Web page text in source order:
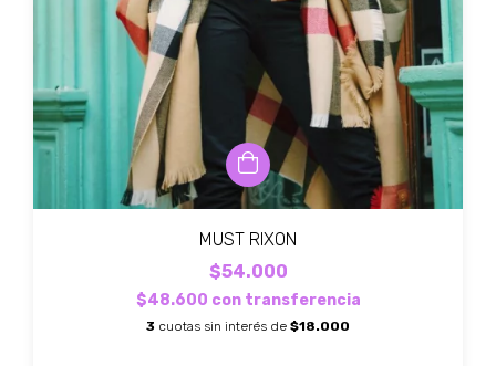
MUST RIXON
$54.000
$48.600 con transferencia
3 cuotas sin interés de $18.000